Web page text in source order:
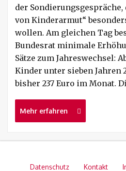
der
von Kinderarmut“
wollen. Am gleichen Tag
Bundesrat minimale
Sätze zum Jahreswechsel:
Kinder unter sieben Jahren
bisher 237 Euro im Monat.
Mehr erfahren
Datenschutz Kontakt